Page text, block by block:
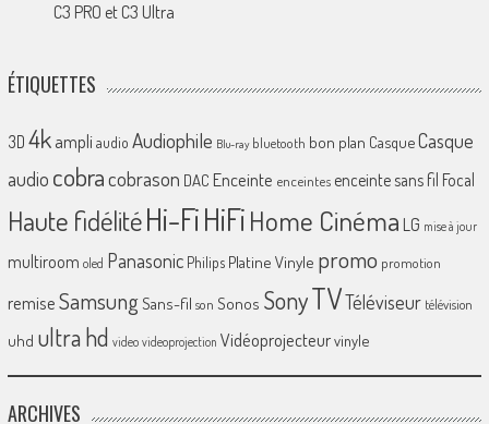
C3 PRO et C3 Ultra
ÉTIQUETTES
3D 4k ampliaudio Audiophile Blu-ray bluetooth bon plan CasqueCasque
audio cobracobrason DAC Enceinte enceintes enceinte sans fil Focal
Haute fidélitéHi-FiHiFiHome Cinéma LG mise à jour
multiroom oled Panasonic Philips Platine Vinyle promo promotion
remiseSamsungSans-fil son Sonos SonyTVTéléviseur télévision
uhd ultra hd video videoprojection Vidéoprojecteurvinyle
ARCHIVES